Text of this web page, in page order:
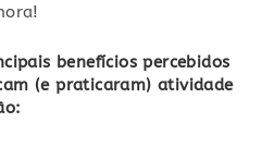
benefícios percebidos
(e praticaram) atividade